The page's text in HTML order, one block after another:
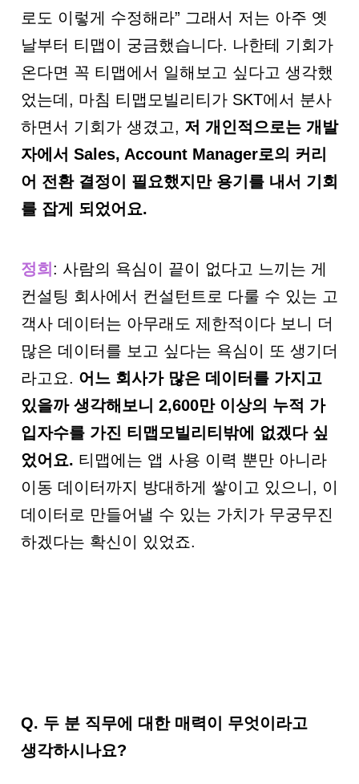
로도 이렇게 수정해라” 그래서 저는 아주 옛
날부터 티맵이 궁금했습니다. 나한테 기회가
온다면 꼭 티맵에서 일해보고 싶다고 생각했
었는데, 마침 티맵모빌리티가 SKT에서 분사
하면서 기회가 생겼고, 저 개인적으로는 개발
자에서 Sales, Account Manager로의 커리
어 전환 결정이 필요했지만 용기를 내서 기회
를 잡게 되었어요.
정희: 사람의 욕심이 끝이 없다고 느끼는 게
컨설팅 회사에서 컨설턴트로 다룰 수 있는 고
객사 데이터는 아무래도 제한적이다 보니 더
많은 데이터를 보고 싶다는 욕심이 또 생기더
라고요. 어느 회사가 많은 데이터를 가지고
있을까 생각해보니 2,600만 이상의 누적 가
입자수를 가진 티맵모빌리티밖에 없겠다 싶
었어요. 티맵에는 앱 사용 이력 뿐만 아니라
이동 데이터까지 방대하게 쌓이고 있으니, 이
데이터로 만들어낼 수 있는 가치가 무궁무진
하겠다는 확신이 있었죠.
Q. 두 분 직무에 대한 매력이 무엇이라고
생각하시나요?